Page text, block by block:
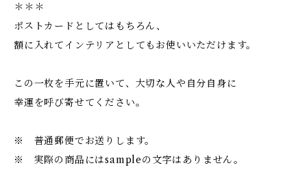
＊＊＊
ポストカードとしてはもちろん、
額に入れてインテリアとしてもお使いいただけます。
この一枚を手元に置いて、大切な人や自分自身に
幸運を呼び寄せてください。
※ 普通郵便でお送りします。
※ 実際の商品にはsampleの文字はありません。